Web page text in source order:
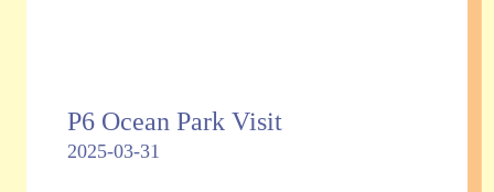
P6 Ocean Park Visit
2025-03-31